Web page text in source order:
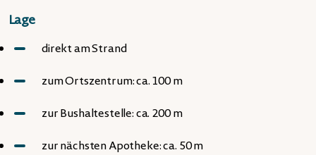
Lage
direkt am Strand
zum Ortszentrum: ca. 100 m
zur Bushaltestelle: ca. 200 m
zur nächsten Apotheke: ca. 50 m